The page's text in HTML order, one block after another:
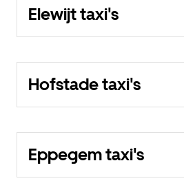
Elewijt taxi's
Hofstade taxi's
Eppegem taxi's